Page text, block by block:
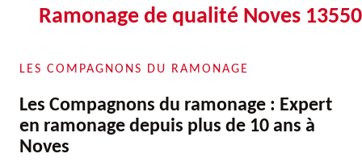
Ramonage de qualité Noves 13550
LES COMPAGNONS DU RAMONAGE
Les Compagnons du ramonage : Expert
en ramonage depuis plus de 10 ans à
Noves